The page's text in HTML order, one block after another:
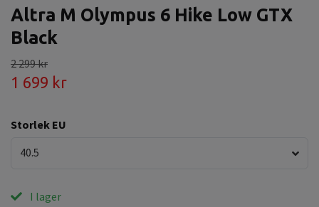
Altra M Olympus 6 Hike Low GTX
Black
2 299 kr
1 699 kr
Storlek EU
40.5
I lager